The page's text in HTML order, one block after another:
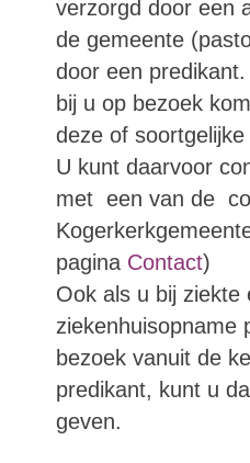
verzorgd door een
de gemeente
door een
bij u op bezoek
deze of
U kunt daarvoor
met een van de
pagina Contact)
Ook als u bij ziekte
ziekenhuisopname
bezoek vanuit de
predikant, kunt u
geven.